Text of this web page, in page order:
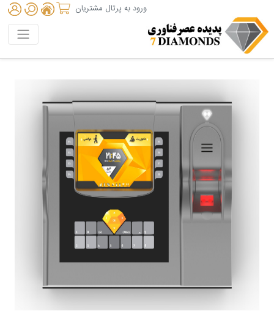
ورود به پرتال مشتریان